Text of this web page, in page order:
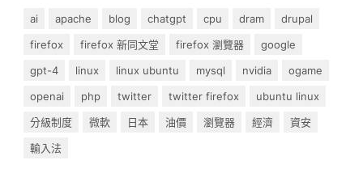
ai apache blog chatgpt cpu dram
drupal
firefox
firefox 新同文堂 firefox 瀏覽器
google
gpt-4
linux linux ubuntu mysql nvidia
ogame
openai
php twitter twitter firefox
ubuntu linux
分級制度
微軟 日本 油價 瀏覽器 經濟
資安
輸入法